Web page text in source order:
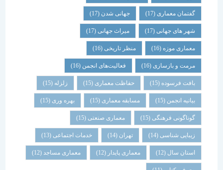
گفتمان معماری (17) جهانی شدن(17)
شهر های جهانی(17) میراث جهانی(17)
معماری موزه (16) منظر تاریخی (16)
مرمت و بازسازی(16) فعالیت‌های انجمن(16)
بافت فرسوده (15) حفاظت معماری (15) زلزله
بیانیه انجمن(15) مسابقه معماری (15) بهره وری(15)
گوناگونی فرهنگی (15) معماری صنعتی(15)
زیبایی شناسی (14) تهران خدمات اجتماعی(13)
استان سال(12) معماری پایدار (12) معماری مساجد(12)